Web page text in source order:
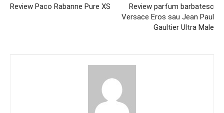
Review Paco Rabanne Pure XS
Review parfum barbatesc
Versace Eros sau Jean Paul
Gaultier Ultra Male